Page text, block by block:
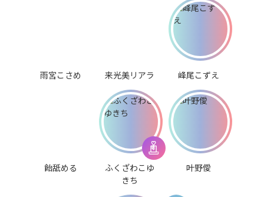
雨宮こさめ 来光美リアラ 峰尾こずえ
飴舐める
ふくざわこゆ
きち
叶野僾